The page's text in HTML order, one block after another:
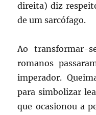
direita) diz
de um sarcófago.
Ao transformar-
romanos
imperador.
para simbolizar
que ocasionou a